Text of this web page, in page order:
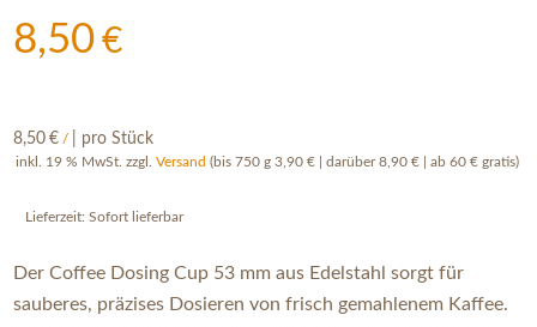
8,50€
8,50€ / | pro Stück
inkl. 19 % MwSt. zzgl.Versand (bis 750 g 3,90 € | darüber 8,90 € | ab 60 € gratis)
Lieferzeit:Sofort lieferbar
Der Coffee Dosing Cup 53 mm aus Edelstahl sorgt für
sauberes, präzises Dosieren von frisch gemahlenem Kaffee.